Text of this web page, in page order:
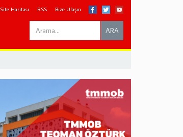
Site Haritası RSS Bize Ulaşın
Search
this
ARA